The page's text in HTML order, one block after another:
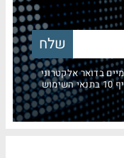
בדואר אלקטרוני